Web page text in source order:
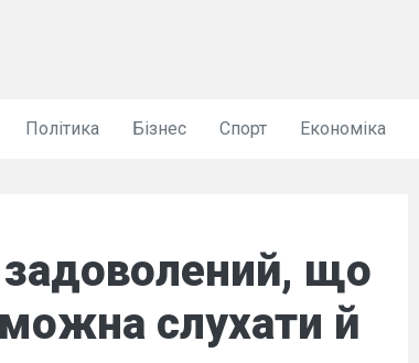
Політика Бізнес Спорт Економіка
задоволений, що
можна слухати й